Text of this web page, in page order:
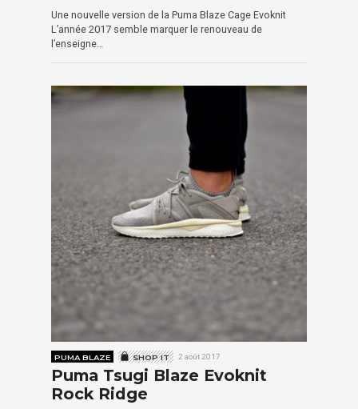
Une nouvelle version de la Puma Blaze Cage Evoknit
L’année 2017 semble marquer le renouveau de
l’enseigne…
PUMA BLAZE SHOP IT 2 août 2017
Puma Tsugi Blaze Evoknit
Rock Ridge